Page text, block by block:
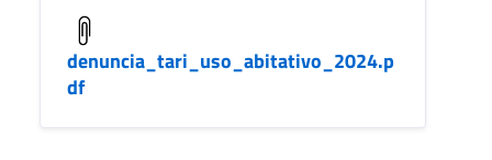
denuncia_tari_uso_abitativo_2024.p
df